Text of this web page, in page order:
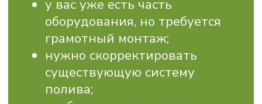
Помогаем подготовить полный
пакет бумаг, чтобы вы могли
получить государственную
поддержку.
ДОКУМЕНТЫ ДЛЯ
СУБСИДИЙ